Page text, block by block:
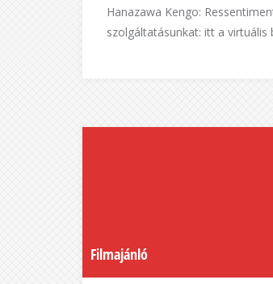
Hanazawa Kengo:
szolgáltatásunkat: itt a
Filmajánló